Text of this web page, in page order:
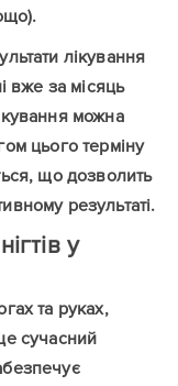
лікування
вже за місяць
можна
цього терміну
що дозволить
результаті.
у
та руках,
сучасний